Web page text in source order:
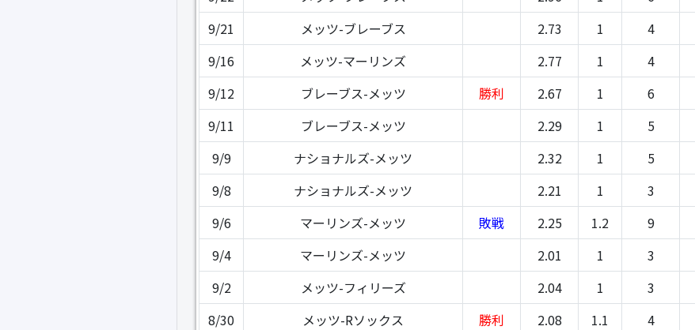
9/21
メッツ-ブレーブス 2.73 1 4
9/16
メッツ-マーリンズ 2.77 1 4
9/12
ブレーブス-メッツ 勝利 2.67 1 6
9/11
ブレーブス-メッツ 2.29 1 5
9/9
ナショナルズ-メッツ 2.32 1 5
9/8
ナショナルズ-メッツ 2.21 1 3
9/6
マーリンズ-メッツ 敗戦 2.25 1.2 9
9/4
マーリンズ-メッツ 2.01 1 3
9/2
メッツ-フィリーズ 2.04 1 3
8/30
メッツ-Rソックス 勝利 2.08 1.1 4